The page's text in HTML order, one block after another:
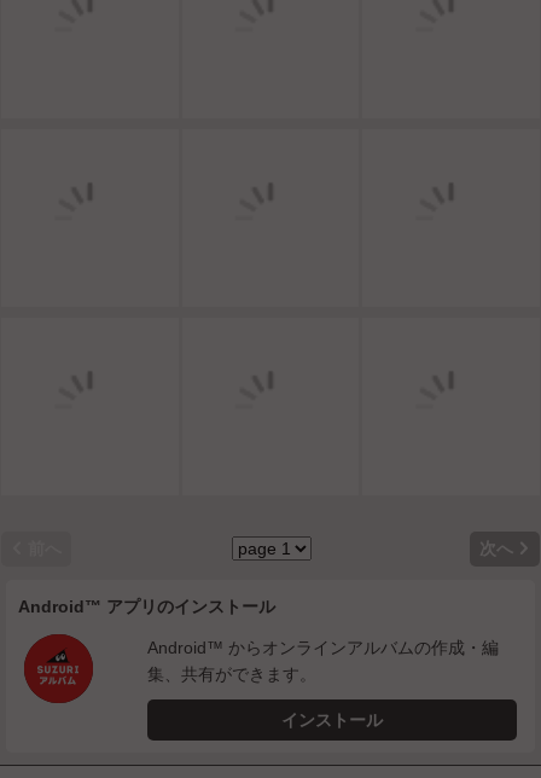
次へ 
Android™ アプリのインストール
Android™ からオンラインアルバムの作成・編
集、共有ができます。
インストール